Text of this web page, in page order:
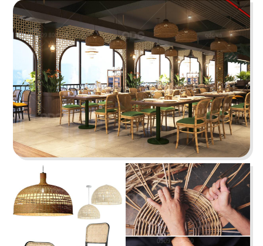
THAI ICON
Thiết kế theo hình thức Foodcourt với một không
gian mang đậm dấu ấn xứ sở chùa Vàng
Chi tiết